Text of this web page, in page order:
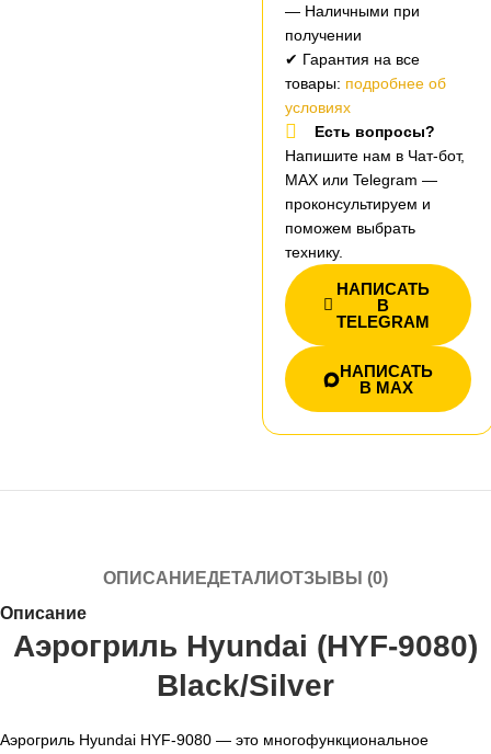
— Наличными при
получении
✔ Гарантия на все
товары: подробнее об
условиях
Есть вопросы?
Напишите нам в Чат-бот,
MAX или Telegram —
проконсультируем и
поможем выбрать
технику.
НАПИСАТЬ
В
TELEGRAM
НАПИСАТЬ
В MAX
ОПИСАНИЕДЕТАЛИОТЗЫВЫ (0)
Описание
Аэрогриль Hyundai (HYF-9080)
Black/Silver
Аэрогриль Hyundai HYF-9080 — это многофункциональное